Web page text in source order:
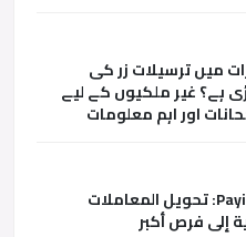
میں ترسیلات زر کی
ہے؟ غیر ملکیوں کے لیے
اور اہم معلومات
برنامج مليونير Payit: تحويل المعاملات
إلى فرص أكبر